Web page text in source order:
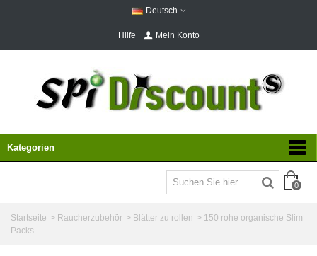
Deutsch
Hilfe Mein Konto
Kategorien
0
Startseite > Raucherzubehör > Blätter zu rollen > 150 rohe organische Slim
Packs